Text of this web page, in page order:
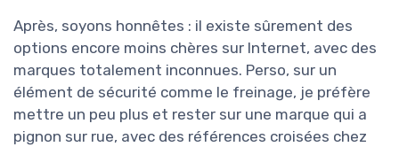
Après, soyons honnêtes : il existe sûrement des
options encore moins chères sur Internet, avec des
marques totalement inconnues. Perso, sur un
élément de sécurité comme le freinage, je préfère
mettre un peu plus et rester sur une marque qui a
pignon sur rue, avec des références croisées chez